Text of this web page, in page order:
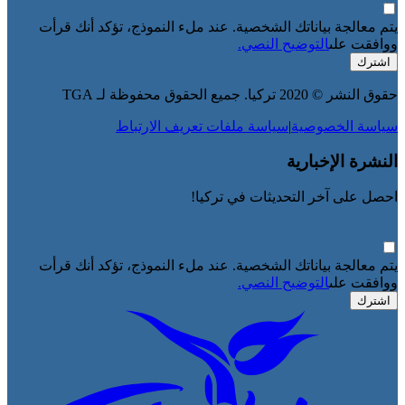
يتم معالجة بياناتك الشخصية. عند ملء النموذج، تؤكد أنك قرأت
ووافقت علىالتوضيح النصي.
اشترك
حقوق النشر © 2020 تركيا. جميع الحقوق محفوظة لـ TGA
سياسة الخصوصية|سياسة ملفات تعريف الارتباط
النشرة الإخبارية
احصل على آخر التحديثات في تركيا!
يتم معالجة بياناتك الشخصية. عند ملء النموذج، تؤكد أنك قرأت
ووافقت علىالتوضيح النصي.
اشترك